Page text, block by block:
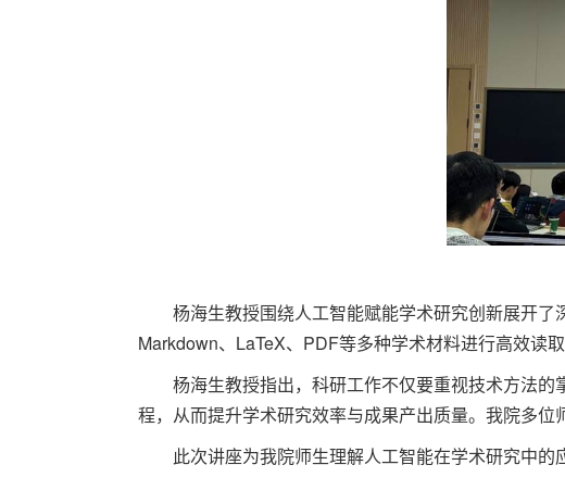
杨海生教授围绕人工智能赋能学术研究创新展开
Markdown、LaTeX、PDF等多种学术材料进行高效读取
杨海生教授指出，科研工作不仅要重视技术方法
程，从而提升学术研究效率与成果产出质量。我院多位
此次讲座为我院师生理解人工智能在学术研究中